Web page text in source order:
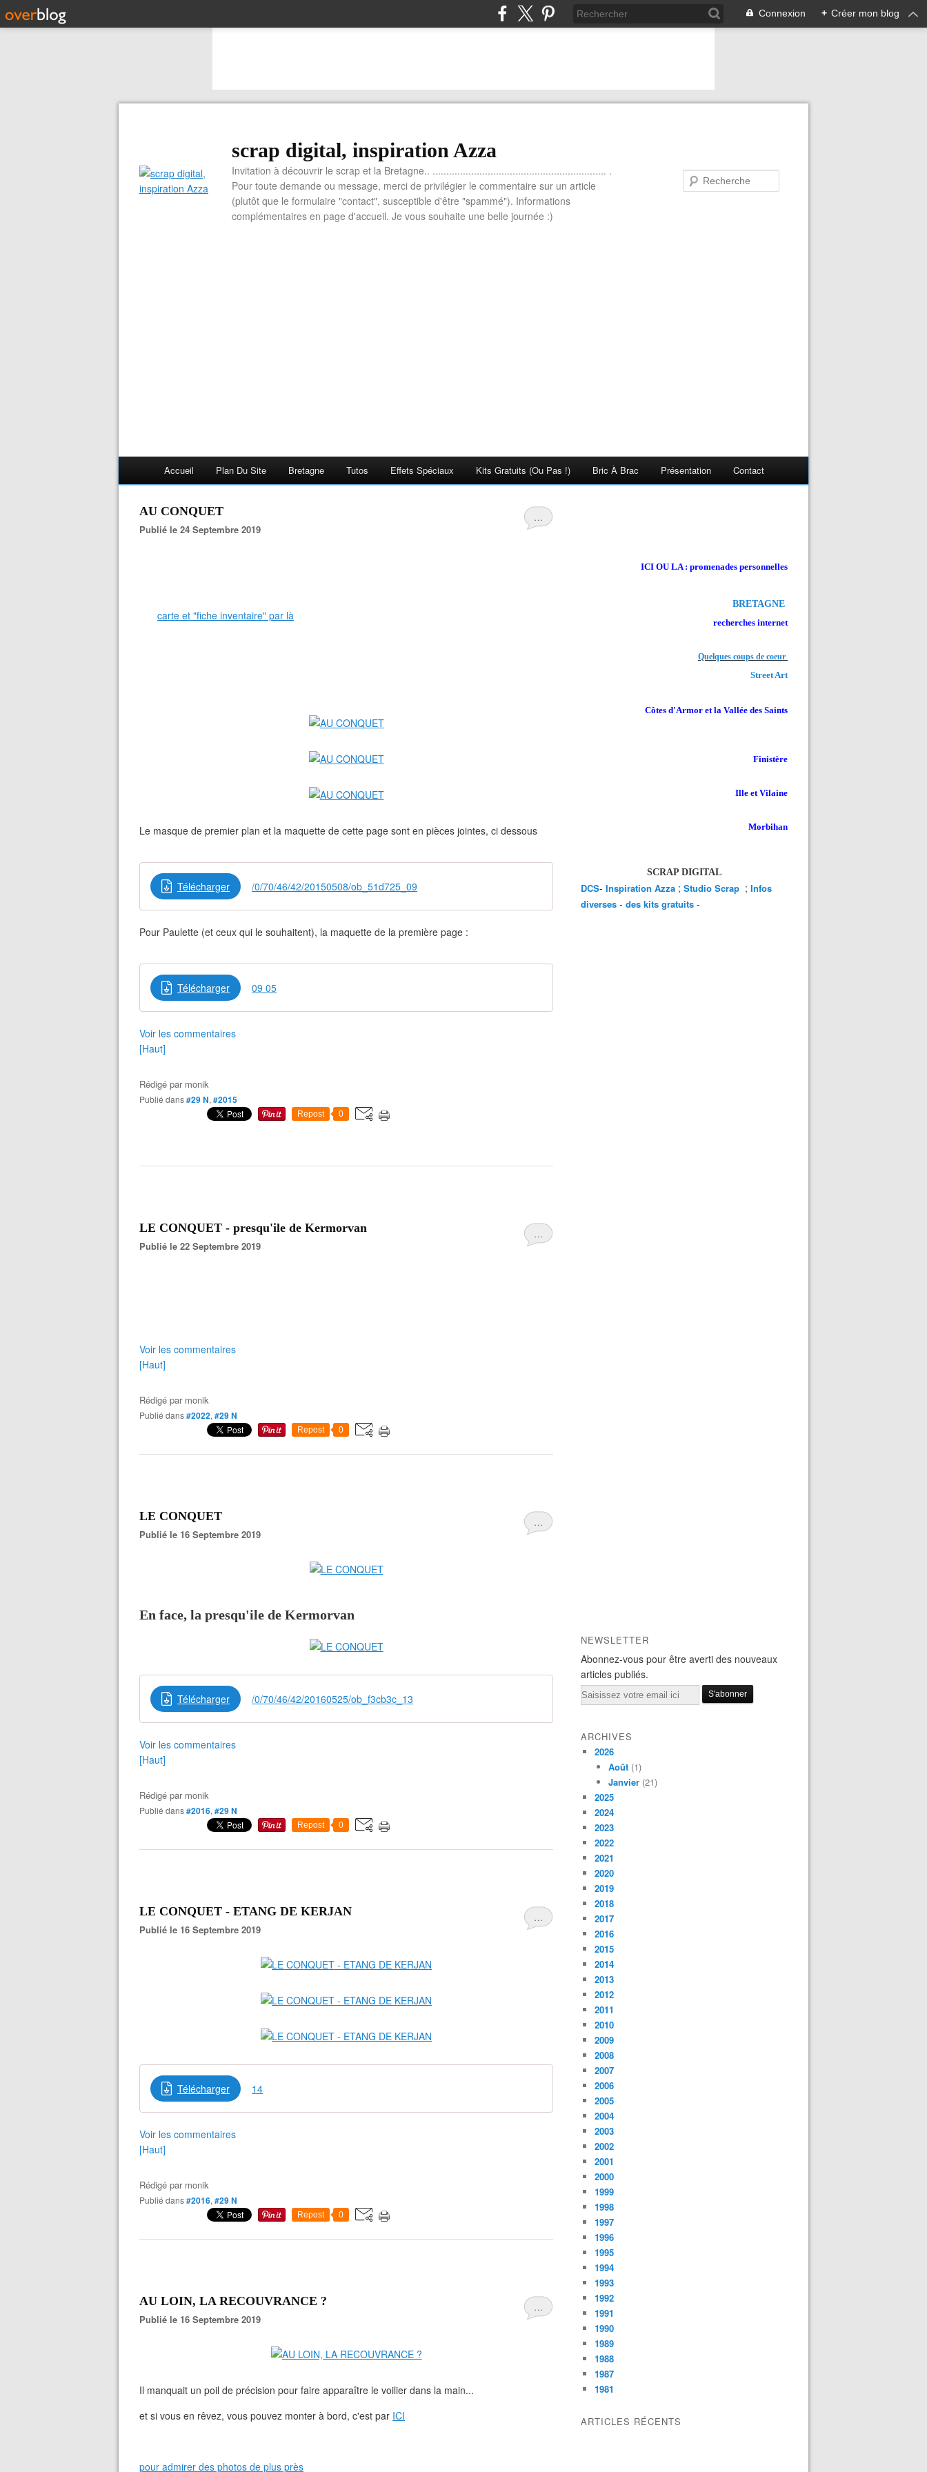
Connexion + Créer mon blog
scrap digital, inspiration Azza
Invitation à découvrir le scrap et la Bretagne.. ............................................................... .
Pour toute demande ou message, merci de privilégier le commentaire sur un article
(plutôt que le formulaire "contact", susceptible d'être "spammé"). Informations
complémentaires en page d'accueil. Je vous souhaite une belle journée :)
Accueil Plan Du Site Bretagne Tutos Effets Spéciaux Kits Gratuits (ou Pas !) Bric À Brac Présentation Contact
…
AU CONQUET
Publié le 24 Septembre 2019
carte et "fiche inventaire" par là
Le masque de premier plan et la maquette de cette page sont en pièces jointes, ci dessous
Télécharger /0/70/46/42/20150508/ob_51d725_09
Pour Paulette (et ceux qui le souhaitent), la maquette de la première page :
Télécharger 09 05
Voir les commentaires
[Haut]
Rédigé par monik
Publié dans#29 N, #2015
Repost 0
…
LE CONQUET - presqu'ile de Kermorvan
Publié le 22 Septembre 2019
Voir les commentaires
[Haut]
Rédigé par monik
Publié dans#2022, #29 N
Repost 0
…
LE CONQUET
Publié le 16 Septembre 2019
En face, la presqu'ile de Kermorvan
Télécharger /0/70/46/42/20160525/ob_f3cb3c_13
Voir les commentaires
[Haut]
Rédigé par monik
Publié dans#2016, #29 N
Repost 0
…
LE CONQUET - ETANG DE KERJAN
Publié le 16 Septembre 2019
Télécharger 14
Voir les commentaires
[Haut]
Rédigé par monik
Publié dans#2016, #29 N
Repost 0
…
AU LOIN, LA RECOUVRANCE ?
Publié le 16 Septembre 2019
Il manquait un poil de précision pour faire apparaître le voilier dans la main...
et si vous en rêvez, vous pouvez monter à bord, c'est par ICI
pour admirer des photos de plus près
ICI OU LA : promenades personnelles
BRETAGNE
recherches internet
Quelques coups de coeur
Street Art
Côtes d'Armor et la Vallée des Saints
Finistère
Ille et Vilaine
Morbihan
SCRAP DIGITAL
DCS- Inspiration Azza ; Studio Scrap ; Infos
diverses - des kits gratuits -
NEWSLETTER
Abonnez-vous pour être averti des nouveaux
articles publiés.
Email
ARCHIVES
2026
Août (1)
Janvier (21)
2025
2024
2023
2022
2021
2020
2019
2018
2017
2016
2015
2014
2013
2012
2011
2010
2009
2008
2007
2006
2005
2004
2003
2002
2001
2000
1999
1998
1997
1996
1995
1994
1993
1992
1991
1990
1989
1988
1987
1981
ARTICLES RÉCENTS